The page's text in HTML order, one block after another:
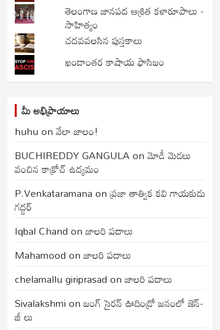
తెలంగాణ జానపద ఆశ్రిత కళారూపాలు -
సాహిత్యం
చదవవలసిన పుస్తకాలు
ఖండాంతర కాషాయ ఫాసిజం
మీ అభిప్రాయాలు
huhu onవేలా జాలం!
BUCHIREDDY GANGULA onమోడీ మెడలు
వంచిన కాక్రోచ్ ఉద్యమం
P.Venkataramana onప్రజా తాత్విక కవి గాయకుడు
గద్దర్
Iqbal Chand onజాలరి పదాలు
Mahamood onజాలరి పదాలు
chelamallu giriprasad onజాలరి పదాలు
Sivalakshmi onజంగ్‌ సైరన్‌ ఊదిండ్రో జనంలో జెన్-
జీ లు